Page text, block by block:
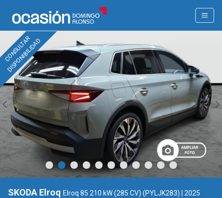
CONSULTAR
DISPONIBILIDAD
SKODA Elroq Elroq 85 210 kW (285 CV) (PYLJK283) | 2025